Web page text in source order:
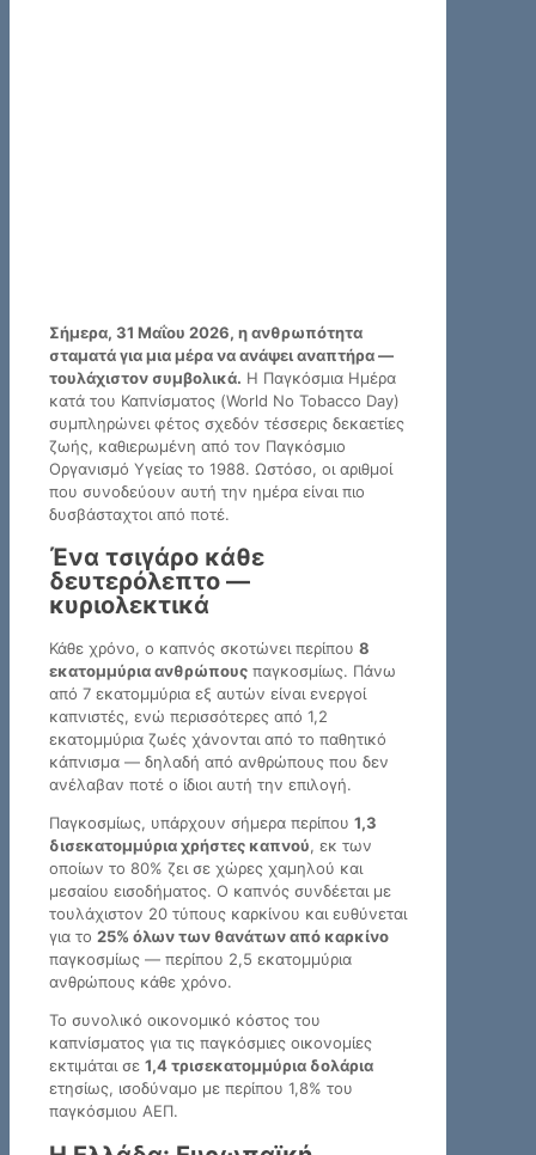
Σήμερα, 31 Μαΐου 2026, η ανθρωπότητα
σταματά για μια μέρα να ανάψει αναπτήρα —
τουλάχιστον συμβολικά. Η Παγκόσμια Ημέρα
κατά του Καπνίσματος (World No Tobacco Day)
συμπληρώνει φέτος σχεδόν τέσσερις δεκαετίες
ζωής, καθιερωμένη από τον Παγκόσμιο
Οργανισμό Υγείας το 1988. Ωστόσο, οι αριθμοί
που συνοδεύουν αυτή την ημέρα είναι πιο
δυσβάσταχτοι από ποτέ.
Ένα τσιγάρο κάθε
δευτερόλεπτο —
κυριολεκτικά
Κάθε χρόνο, ο καπνός σκοτώνει περίπου 8
εκατομμύρια ανθρώπους παγκοσμίως. Πάνω
από 7 εκατομμύρια εξ αυτών είναι ενεργοί
καπνιστές, ενώ περισσότερες από 1,2
εκατομμύρια ζωές χάνονται από το παθητικό
κάπνισμα — δηλαδή από ανθρώπους που δεν
ανέλαβαν ποτέ ο ίδιοι αυτή την επιλογή.
Παγκοσμίως, υπάρχουν σήμερα περίπου 1,3
δισεκατομμύρια χρήστες καπνού, εκ των
οποίων το 80% ζει σε χώρες χαμηλού και
μεσαίου εισοδήματος. Ο καπνός συνδέεται με
τουλάχιστον 20 τύπους καρκίνου και ευθύνεται
για το 25% όλων των θανάτων από καρκίνο
παγκοσμίως — περίπου 2,5 εκατομμύρια
ανθρώπους κάθε χρόνο.
Το συνολικό οικονομικό κόστος του
καπνίσματος για τις παγκόσμιες οικονομίες
εκτιμάται σε 1,4 τρισεκατομμύρια δολάρια
ετησίως, ισοδύναμο με περίπου 1,8% του
παγκόσμιου ΑΕΠ.